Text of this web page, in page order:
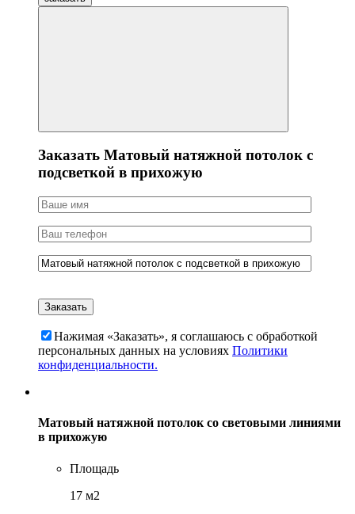
Заказать Матовый натяжной потолок с
подсветкой в прихожую
Нажимая «Заказать», я соглашаюсь c обработкой
персональных данных на условиях Политики
конфиденциальности.
Матовый натяжной потолок со световыми линиями
в прихожую
Площадь
17 м2